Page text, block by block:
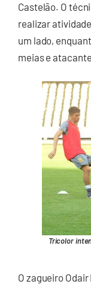
Castelão. O
realizar
um lado,
meias e
Tricolor
O zagueiro